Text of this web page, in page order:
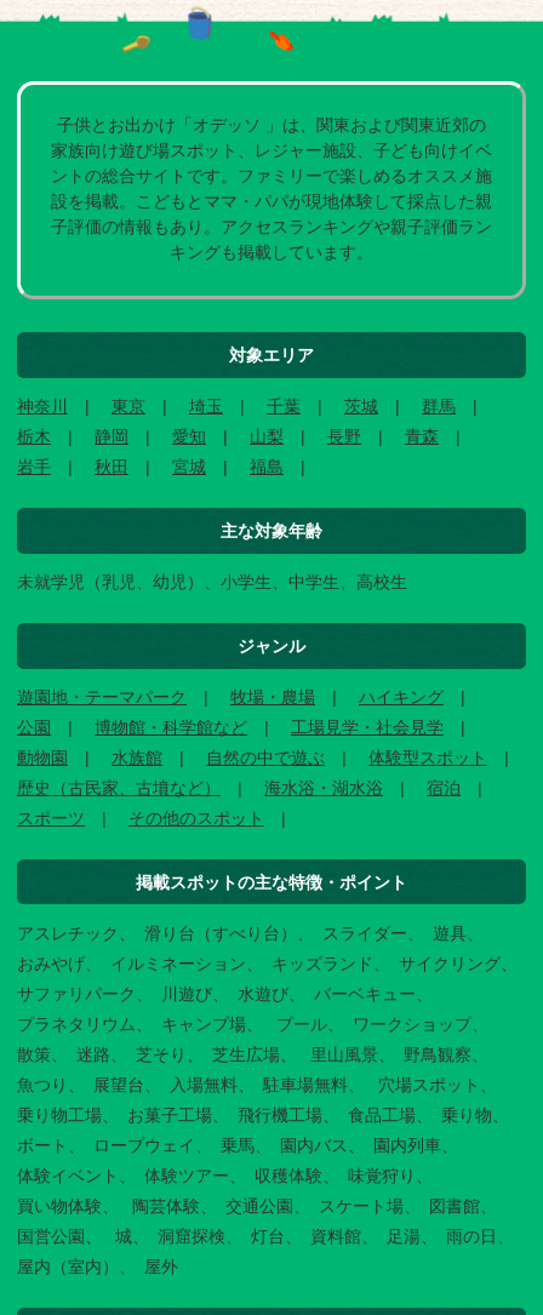
子供とお出かけ「オデッソ 」は、関東および関東近郊の
家族向け遊び場スポット、レジャー施設、子ども向けイベ
ントの総合サイトです。ファミリーで楽しめるオススメ施
設を掲載。こどもとママ・パパが現地体験して採点した親
子評価の情報もあり。アクセスランキングや親子評価ラン
キングも掲載しています。
対象エリア
神奈川 東京 埼玉 千葉 茨城
群馬
栃木
静岡 愛知 山梨 長野
青森
岩手
秋田 宮城 福島
主な対象年齢
未就学児（乳児、幼児）、小学生、中学生、高校生
ジャンル
遊園地・テーマパーク 牧場・農場
ハイキング
公園
博物館・科学館など
工場見学・社会見学
動物園
水族館 自然の中で遊ぶ
体験型スポット
歴史（古民家、古墳など）
海水浴・湖水浴
宿泊
スポーツ
その他のスポット
掲載スポットの主な特徴・ポイント
アスレチック 滑り台（すべり台） スライダー
遊具
おみやげ
イルミネーション キッズランド
サイクリング
サファリパーク
川遊び 水遊び
バーベキュー
プラネタリウム
キャンプ場 プール
ワークショップ
散策
迷路 芝そり 芝生広場 里山風景
野鳥観察
魚つり
展望台 入場無料 駐車場無料
穴場スポット
乗り物工場
お菓子工場 飛行機工場 食品工場
乗り物
ボート
ロープウェイ 乗馬 園内バス
園内列車
体験イベント
体験ツアー 収穫体験
味覚狩り
買い物体験
陶芸体験 交通公園 スケート場
図書館
国営公園
城 洞窟探検 灯台 資料館 足湯
雨の日
屋内（室内）
屋外